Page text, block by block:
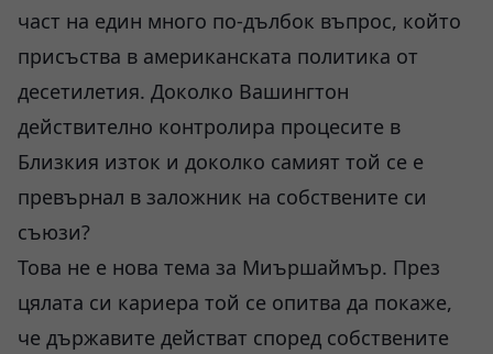
част на един много по-дълбок въпрос, който
присъства в американската политика от
десетилетия. Доколко Вашингтон
действително контролира процесите в
Близкия изток и доколко самият той се е
превърнал в заложник на собствените си
съюзи?
Това не е нова тема за Миършаймър. През
цялата си кариера той се опитва да покаже,
че държавите действат според собствените